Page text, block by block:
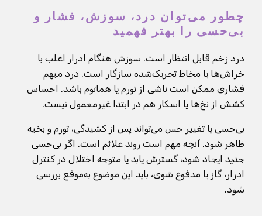
چطور می‌توان درد، سوزش، فشار و
بی‌حسی را بهتر فهمید
درد زخم قابل انتظار است. سوزش هنگام ادرار اغلب با
خراش‌ها یا مخاط تحریک‌شده سازگار است. درد مبهم
فشاری ممکن است ناشی از تورم یا هماتوم باشد. احساس
کشش از نخ‌ها یا اسکار هم در ابتدا غیرمعمول نیست.
بی‌حسی یا تغییر حس می‌تواند پس از کشیدگی، تورم و بخیه
ظاهر شود. آنچه مهم است روند علائم است. اگر بی‌حسی
جدید ایجاد شود، گسترش یابد یا متوجه اختلال در کنترل
ادرار، گاز یا مدفوع شوی، باید این موضوع به‌موقع بررسی
شود.